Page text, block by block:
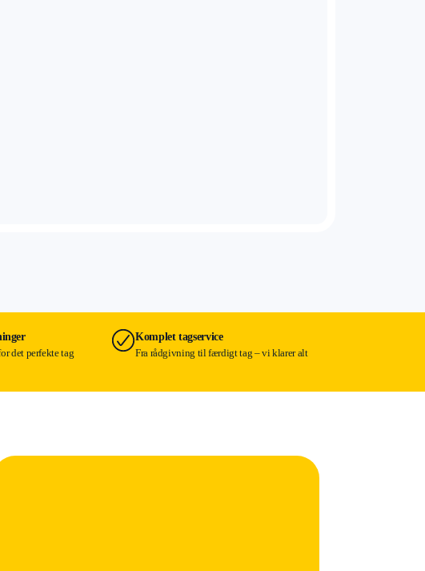
det perfekte tag
Komplet tagservice
Fra rådgivning til færdigt tag – vi klarer alt